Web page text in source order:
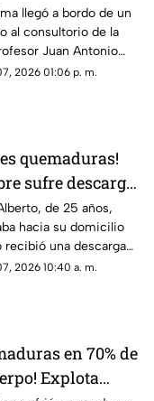
tras sufrir
eléctrica
Juárez
llegó a bordo de un
al consultorio de la
Juan Antonio
para pedir auxilio,
2026 01:06 p. m.
quemaduras!
sufre descarga
por pisar
en
de Ciudad
de 25 años,
hacia su domicilio
recibió una descarga
fue trasladado de
2026 10:40 a. m.
en 70% de
Explota